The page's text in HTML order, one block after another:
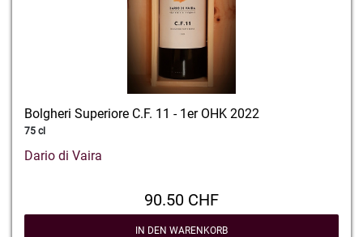
Bolgheri Superiore C.F. 11 - 1er OHK 2022
75 cl
Dario di Vaira
90.50 CHF
IN DEN WARENKORB